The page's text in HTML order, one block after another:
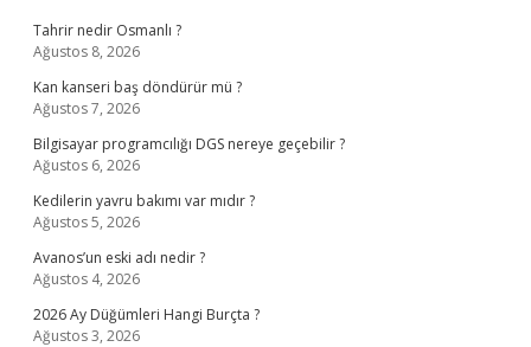
Tahrir nedir Osmanlı ?
Ağustos 8, 2026
Kan kanseri baş döndürür mü ?
Ağustos 7, 2026
Bilgisayar programcılığı DGS nereye geçebilir ?
Ağustos 6, 2026
Kedilerin yavru bakımı var mıdır ?
Ağustos 5, 2026
Avanos’un eski adı nedir ?
Ağustos 4, 2026
2026 Ay Düğümleri Hangi Burçta ?
Ağustos 3, 2026